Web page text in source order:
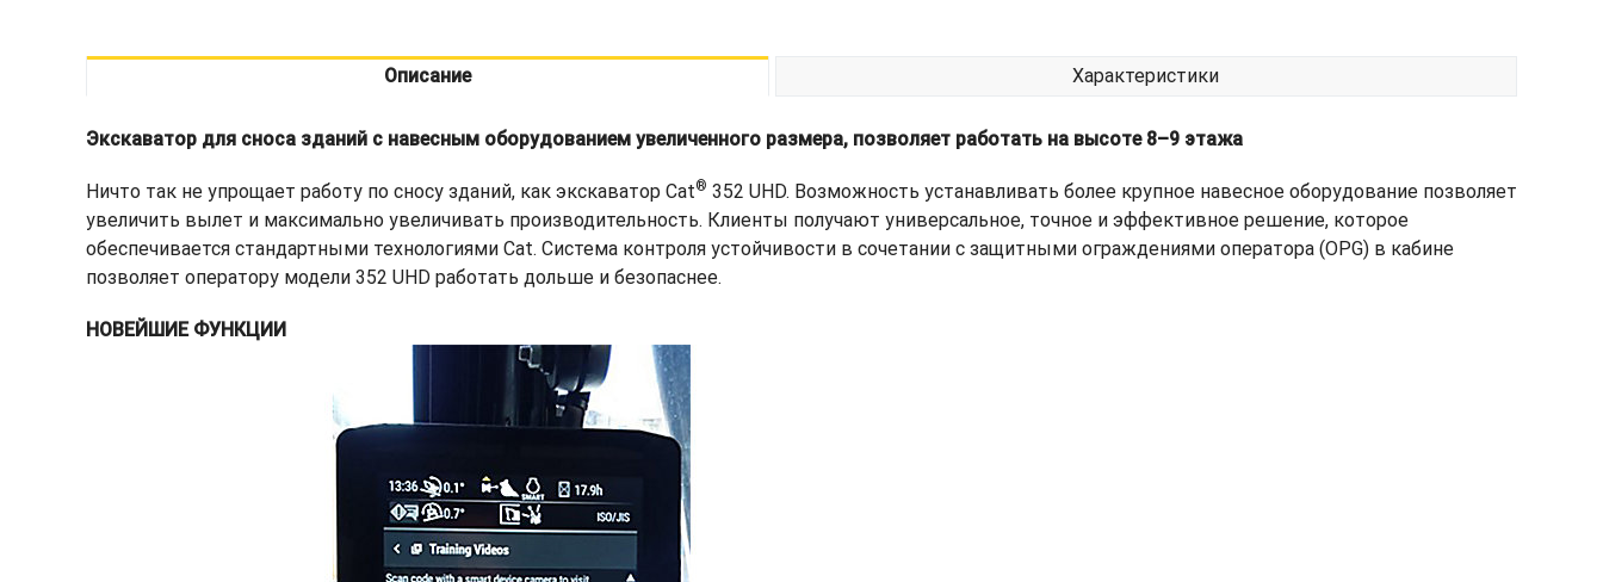
Описание Характеристики
Экскаватор для сноса зданий с навесным оборудованием увеличенного размера, позволяет работать на высоте 8–9 этажа
Ничто так не упрощает работу по сносу зданий, как экскаватор Cat® 352 UHD. Возможность устанавливать более крупное навесное оборудование позволяет
увеличить вылет и максимально увеличивать производительность. Клиенты получают универсальное, точное и эффективное решение, которое
обеспечивается стандартными технологиями Cat. Система контроля устойчивости в сочетании с защитными ограждениями оператора (OPG) в кабине
позволяет оператору модели 352 UHD работать дольше и безопаснее.
НОВЕЙШИЕ ФУНКЦИИ